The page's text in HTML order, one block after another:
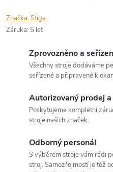
Značka:Stiga
Záruka: 5 let
Zprovozněno a
Všechny stroje dodáváme
seřízené a připravené k
Autorizovaný prodej
Poskytujeme kompletní
stroje našich značek.
Odborný personál
S výběrem stroje vám rádi
stroj. Samozřejmostí je též